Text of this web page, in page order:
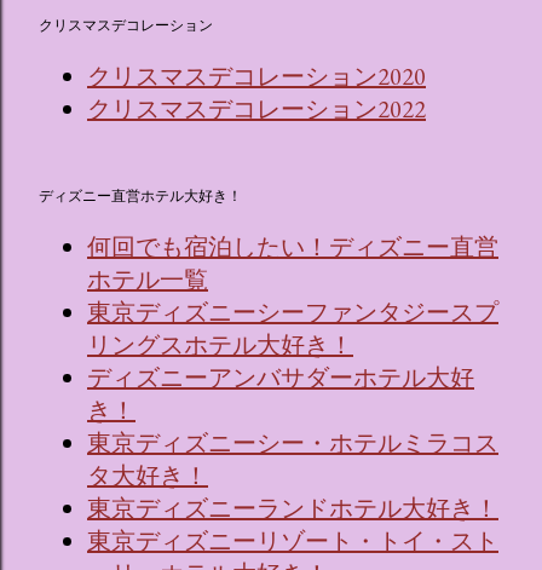
クリスマスデコレーション
クリスマスデコレーション2020
クリスマスデコレーション2022
ディズニー直営ホテル大好き！
何回でも宿泊したい！ディズニー直営
ホテル一覧
東京ディズニーシーファンタジースプ
リングスホテル大好き！
ディズニーアンバサダーホテル大好
き！
東京ディズニーシー・ホテルミラコス
タ大好き！
東京ディズニーランドホテル大好き！
東京ディズニーリゾート・トイ・スト